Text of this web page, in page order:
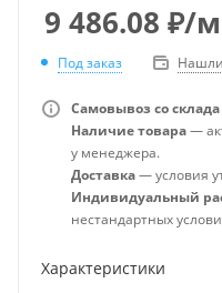
9 486.08 ₽/
Под заказ
Самовывоз со склада
Наличие товара—
у менеджера.
Доставка— условия
Индивидуальный
нестандартных
Характеристики